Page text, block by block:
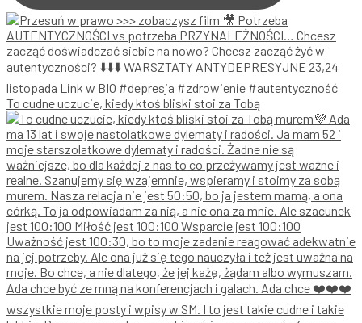
To cudne uczucie, kiedy ktoś bliski stoi za Tobą